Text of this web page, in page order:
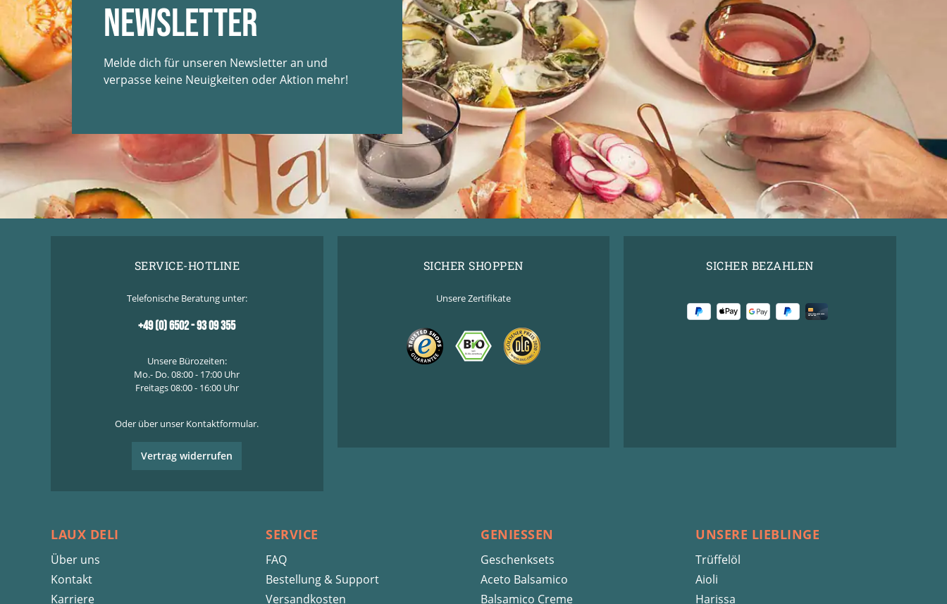
Newsletter
Melde dich für unseren Newsletter an und
verpasse keine Neuigkeiten oder Aktion mehr!
SERVICE-HOTLINE
Telefonische Beratung unter:
+49 (0) 6502 - 93 09 355
Unsere Bürozeiten:
Mo.- Do. 08:00 - 17:00 Uhr
Freitags 08:00 - 16:00 Uhr
Oder über unser Kontaktformular.
Vertrag widerrufen
SICHER SHOPPEN
Unsere Zertifikate
SICHER BEZAHLEN
LAUX DELI
Über uns
Kontakt
Karriere
SERVICE
FAQ
Bestellung & Support
Versandkosten
GENIESSEN
Geschenksets
Aceto Balsamico
Balsamico Creme
UNSERE LIEBLINGE
Trüffelöl
Aioli
Harissa